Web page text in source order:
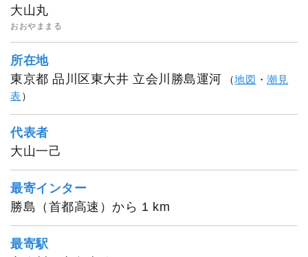
大山丸
おおやままる
所在地
東京都 品川区東大井 立会川勝島運河
（地図 ・潮見
表）
代表者
大山一己
最寄インター
勝島（首都高速）から 1 km
最寄駅